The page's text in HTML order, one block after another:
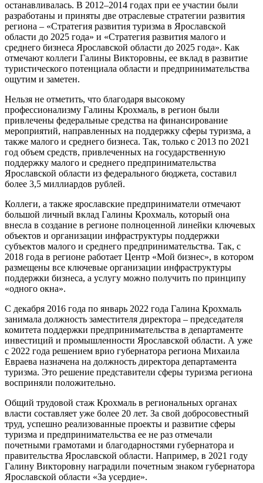
останавливалась. В 2012–2014 годах при ее участии были
разработаны и приняты две отраслевые стратегии развития
региона – «Стратегия развития туризма в Ярославской
области до 2025 года» и «Стратегия развития малого и
среднего бизнеса Ярославской области до 2025 года». Как
отмечают коллеги Галины Викторовны, ее вклад в развитие
туристического потенциала области и предпринимательства
ощутим и заметен.
Нельзя не отметить, что благодаря высокому
профессионализму Галины Крохмаль, в регион были
привлечены федеральные средства на финансирование
мероприятий, направленных на поддержку сферы туризма, а
также малого и среднего бизнеса. Так, только с 2013 по 2021
год объем средств, привлеченных на государственную
поддержку малого и среднего предпринимательства
Ярославской области из федерального бюджета, составил
более 3,5 миллиардов рублей.
Коллеги, а также ярославские предприниматели отмечают
большой личный вклад Галины Крохмаль, который она
внесла в создание в регионе полноценной линейки ключевых
объектов и организации инфраструктуры поддержки
субъектов малого и среднего предпринимательства. Так, с
2018 года в регионе работает Центр «Мой бизнес», в котором
размещены все ключевые организации инфраструктуры
поддержки бизнеса, а услугу можно получить по принципу
«одного окна».
С декабря 2016 года по январь 2022 года Галина Крохмаль
занимала должность заместителя директора – председателя
комитета поддержки предпринимательства в департаменте
инвестиций и промышленности Ярославской области. А уже
с 2022 года решением врио губернатора региона Михаила
Евраева назначена на должность директора департамента
туризма. Это решение представители сферы туризма региона
восприняли положительно.
Общий трудовой стаж Крохмаль в региональных органах
власти составляет уже более 20 лет. За свой добросовестный
труд, успешно реализованные проекты и развитие сферы
туризма и предпринимательства ее не раз отмечали
почетными грамотами и благодарностями губернатора и
правительства Ярославской области. Например, в 2021 году
Галину Викторовну наградили почетным знаком губернатора
Ярославской области «За усердие».